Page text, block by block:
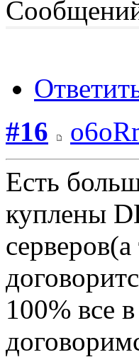
#16
Есть
куплены
100% все